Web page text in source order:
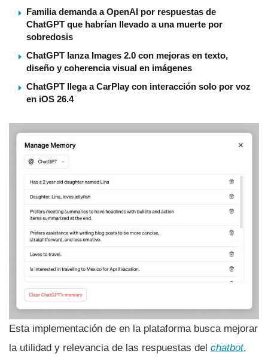
Familia demanda a OpenAI por respuestas de
ChatGPT que habrían llevado a una muerte por
sobredosis
ChatGPT lanza Images 2.0 con mejoras en texto,
diseño y coherencia visual en imágenes
ChatGPT llega a CarPlay con interacción solo por voz
en iOS 26.4
Esta implementación de en la plataforma busca mejorar
la utilidad y relevancia de las respuestas del chatbot,